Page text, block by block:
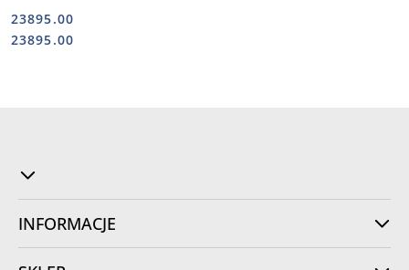
Cena:
23895.00
Cena:
23895.00
INFORMACJE